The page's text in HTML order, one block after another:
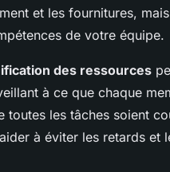
et les fournitures,
de votre équipe.
des ressources
à ce que chaque
toutes les tâches soient
à éviter les retards et